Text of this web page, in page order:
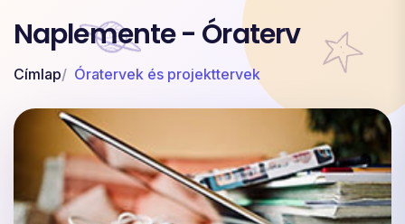
Naplemente - Óraterv
Címlap Óratervek és projekttervek